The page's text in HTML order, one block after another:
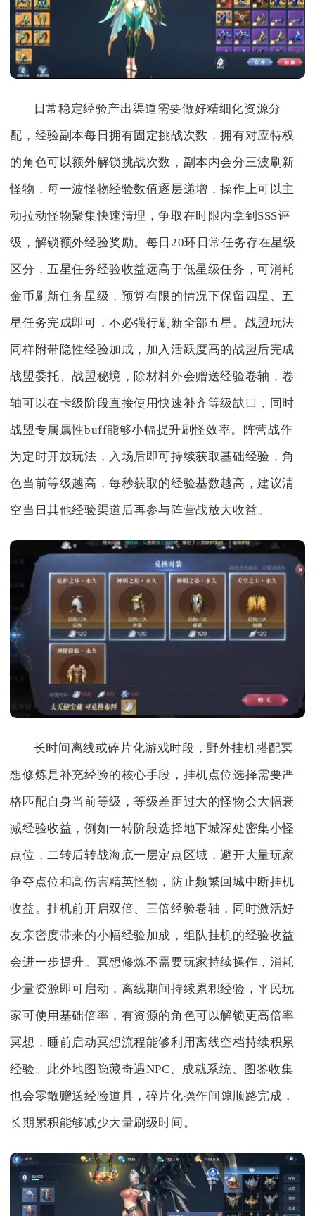
日常稳定经验产出渠道需要做好精细化资源分
配，经验副本每日拥有固定挑战次数，拥有对应特权
的角色可以额外解锁挑战次数，副本内会分三波刷新
怪物，每一波怪物经验数值逐层递增，操作上可以主
动拉动怪物聚集快速清理，争取在时限内拿到SSS评
级，解锁额外经验奖励。每日20环日常任务存在星级
区分，五星任务经验收益远高于低星级任务，可消耗
金币刷新任务星级，预算有限的情况下保留四星、五
星任务完成即可，不必强行刷新全部五星。战盟玩法
同样附带隐性经验加成，加入活跃度高的战盟后完成
战盟委托、战盟秘境，除材料外会赠送经验卷轴，卷
轴可以在卡级阶段直接使用快速补齐等级缺口，同时
战盟专属属性buff能够小幅提升刷怪效率。阵营战作
为定时开放玩法，入场后即可持续获取基础经验，角
色当前等级越高，每秒获取的经验基数越高，建议清
空当日其他经验渠道后再参与阵营战放大收益。
长时间离线或碎片化游戏时段，野外挂机搭配冥
想修炼是补充经验的核心手段，挂机点位选择需要严
格匹配自身当前等级，等级差距过大的怪物会大幅衰
减经验收益，例如一转阶段选择地下城深处密集小怪
点位，二转后转战海底一层定点区域，避开大量玩家
争夺点位和高伤害精英怪物，防止频繁回城中断挂机
收益。挂机前开启双倍、三倍经验卷轴，同时激活好
友亲密度带来的小幅经验加成，组队挂机的经验收益
会进一步提升。冥想修炼不需要玩家持续操作，消耗
少量资源即可启动，离线期间持续累积经验，平民玩
家可使用基础倍率，有资源的角色可以解锁更高倍率
冥想，睡前启动冥想流程能够利用离线空档持续积累
经验。此外地图隐藏奇遇NPC、成就系统、图鉴收集
也会零散赠送经验道具，碎片化操作间隙顺路完成，
长期累积能够减少大量刷级时间。